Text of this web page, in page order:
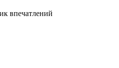
впечатлений